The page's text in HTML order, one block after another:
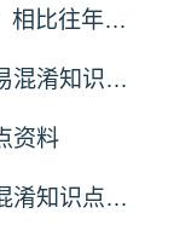
2026年下半年软考什么时候考？相比往年有哪些新变动？
2026下半年系统规划与管理师易混淆知识点资料
资料
2026下半年信息处理技术员易混淆知识点资料